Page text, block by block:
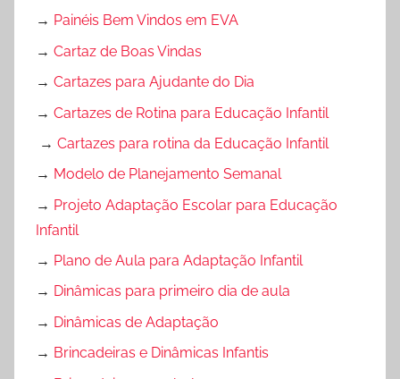
→ Painéis Bem Vindos em EVA
→ Cartaz de Boas Vindas
→ Cartazes para Ajudante do Dia
→ Cartazes de Rotina para Educação Infantil
→ Cartazes para rotina da Educação Infantil
→ Modelo de Planejamento Semanal
→ Projeto Adaptação Escolar para Educação
Infantil
→ Plano de Aula para Adaptação Infantil
→ Dinâmicas para primeiro dia de aula
→ Dinâmicas de Adaptação
→ Brincadeiras e Dinâmicas Infantis